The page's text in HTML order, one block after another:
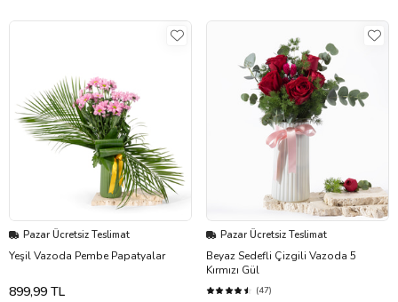
Pazar Ücretsiz Teslimat
Yeşil Vazoda Pembe Papatyalar
899,99 TL
Pazar Ücretsiz Teslimat
Beyaz Sedefli Çizgili Vazoda 5
Kırmızı Gül
(47)